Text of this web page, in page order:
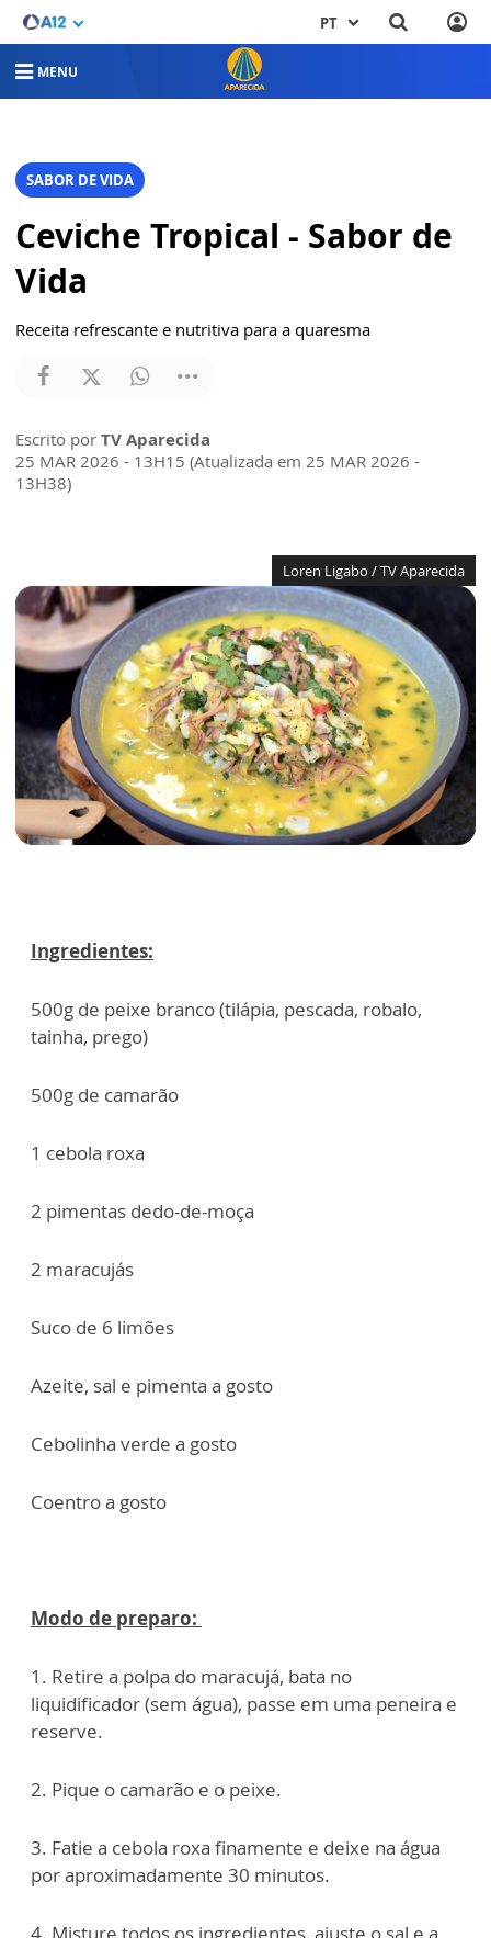
PT
MENU
SABOR DE VIDA
Ceviche Tropical - Sabor de
Vida
Receita refrescante e nutritiva para a quaresma
Escrito por TV Aparecida
25 MAR 2026 - 13H15 (Atualizada em 25 MAR 2026 -
13H38)
Loren Ligabo / TV Aparecida
Ingredientes:
500g de peixe branco (tilápia, pescada, robalo,
tainha, prego)
500g de camarão
1 cebola roxa
2 pimentas dedo-de-moça
2 maracujás
Suco de 6 limões
Azeite, sal e pimenta a gosto
Cebolinha verde a gosto
Coentro a gosto
Modo de preparo:
1. Retire a polpa do maracujá, bata no
liquidificador (sem água), passe em uma peneira e
reserve.
2. Pique o camarão e o peixe.
3. Fatie a cebola roxa finamente e deixe na água
por aproximadamente 30 minutos.